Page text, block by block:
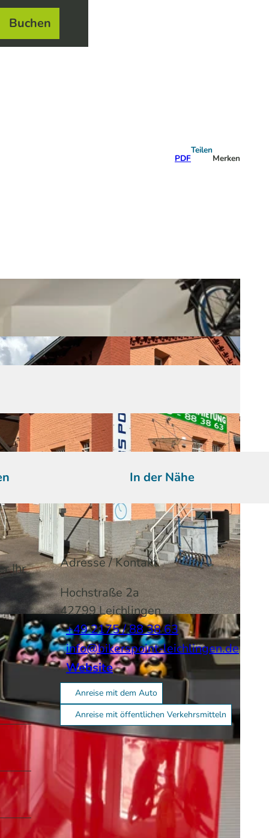
Buchen
PDF
Teilen
Merken
In der Nähe
Ihr
Adresse / Kontakt
Hochstraße 2a
42799Leichlingen
+49 2175 / 88 38 63
info@bikerspoint-leichlingen.de
Website
Anreise mit dem Auto
Anreise mit öffentlichen Verkehrsmitteln